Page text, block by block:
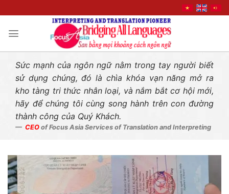
Sức mạnh của ngôn ngữ nằm trong tay người biết
sử dụng chúng, đó là chìa khóa vạn năng mở ra
kho tàng tri thức nhân loại, và nắm bắt cơ hội mới,
hãy để chúng tôi cùng song hành trên con đường
thành công của Quý Khách.
CEO of Focus Asia Services of Translation and Interpreting